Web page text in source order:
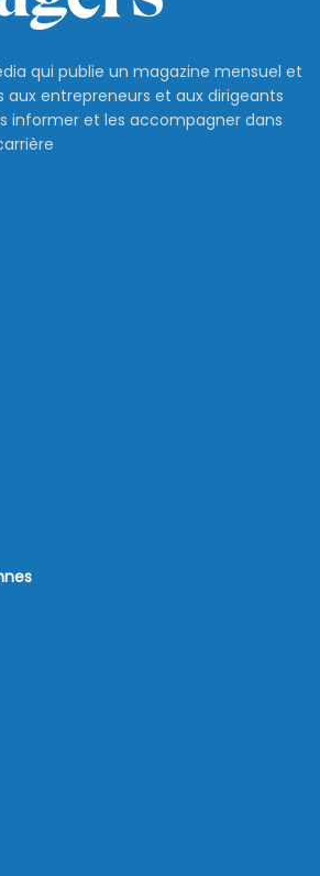
à ne pas
mai: ce que vous
et quand
dense pour les
avec plusieurs échéances
selon le calendrier publié par la
des impôts (DGI). Des
aux obligations liées à
les contribuables sont appelés
précis afin d’éviter les
de voitures louées ou
de location financière ou
marque le dernier délai pour
redevance.
une autre échéance
dépôt de la déclaration
physiques,
la TVA, l’impôt retenu à la
mensuelles.
affiliés au régime de la